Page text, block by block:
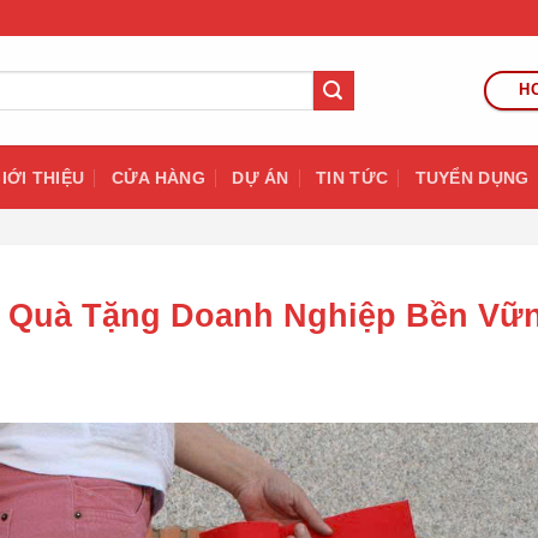
THIỆU CỬA HÀNG DỰ ÁN TIN TỨC TUYỂN DỤNG
Tặng Doanh Nghiệp Bền